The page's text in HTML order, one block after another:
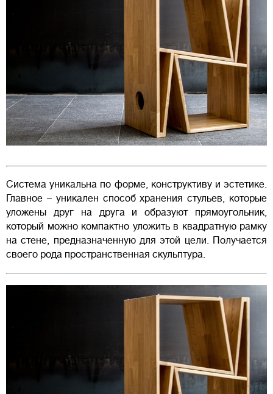
Система уникальна по форме, конструктиву и эстетике.
Главное – уникален способ хранения стульев, которые
уложены друг на друга и образуют прямоугольник,
который можно компактно уложить в квадратную рамку
на стене, предназначенную для этой цели. Получается
своего рода пространственная скульптура.